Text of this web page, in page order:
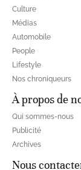
Culture
Médias
Automobile
People
Lifestyle
Nos chroniqueurs
À propos de
Qui sommes-nous
Publicité
Archives
Nous